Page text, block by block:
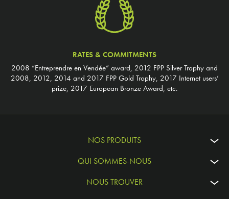
RATES & COMMITMENTS
2008 “Entreprendre en Vendée” award, 2012 FPP Silver Trophy and
2008, 2012, 2014 and 2017 FPP Gold Trophy, 2017 Internet users’
prize, 2017 European Bronze Award, etc.
NOS PRODUITS
QUI SOMMES-NOUS
NOUS TROUVER